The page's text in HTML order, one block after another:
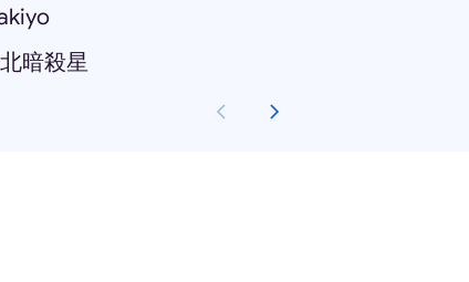
暗殺星